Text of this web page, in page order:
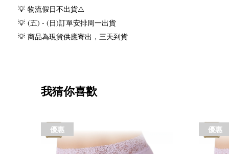
💡 物流假日不出貨⚠️
💡 (五) - (日)訂單安排周一出貨
💡 商品為現貨供應寄出，三天到貨
我猜你喜歡
優惠 優惠